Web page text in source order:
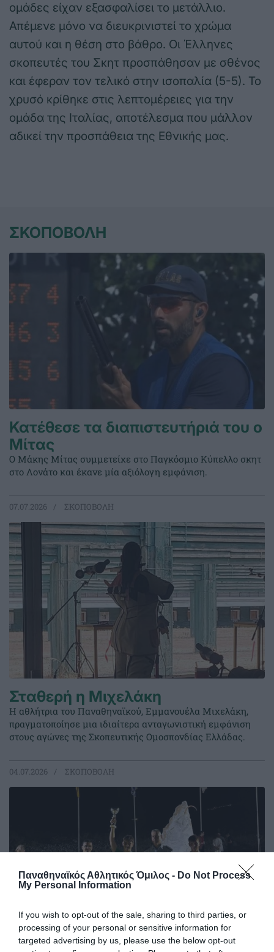
Παναθηναϊκός Αθλητικός Όμιλος - Do Not Process
My Personal Information
If you wish to opt-out of the sale, sharing to third parties, or
processing of your personal or sensitive information for
targeted advertising by us, please use the below opt-out
ομάδες είχαν εξασφαλίσει το μετάλλιο.
Απέμενε μόνο να διευκρινιστεί το χρώμα
αυτού και η θέση στο βάθρο. Οι Έλληνες
σκοπευτές του Σκητ προσπάθησαν με σθένος
και έφεραν τον τελικό στην ισοπαλία (5-5). Το
χρυσό κρίθηκε στις λεπτομέρειες για την
ομάδα της Ιταλίας, αποτέλεσμα που μάλλον
αδικεί την προσπάθεια της Εθνικής μας.
ΣΚΟΠΟΒΟΛΗ
Κατέθεσε τα διαπιστευτήριά του ο
Μίτας
Ο Μάκης Μίτας συμμετείχε στο Παγκόσμιο Κύπελλο σκητ
στο Λονάτο και έκανε μία αξιόλογη εμφάνιση.
07.07.2026 ΣΚΟΠΟΒΟΛΗ
Σταθερή η Μιχελάκη
Η αθλήτρια του Παναθηναϊκού, Εμμανουέλα Μιχελάκη,
πραγματοποίησε μια ιδιαίτερα ανταγωνιστική εμφάνιση
στους αγώνες της Σκοπευτικής Ομοσπονδίας Ελλάδας.
04.07.2026 ΣΚΟΠΟΒΟΛΗ